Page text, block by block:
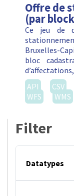
Offre de
(par
Ce jeu de
Bruxelles-
bloc
API
CSV
WFS
WMS
Filter
Datatypes